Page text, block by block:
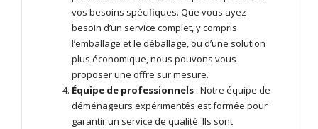
vos besoins spécifiques. Que vous ayez
besoin d’un service complet, y compris
l’emballage et le déballage, ou d’une solution
plus économique, nous pouvons vous
proposer une offre sur mesure.
Équipe de professionnels : Notre équipe de
déménageurs expérimentés est formée pour
garantir un service de qualité. Ils sont